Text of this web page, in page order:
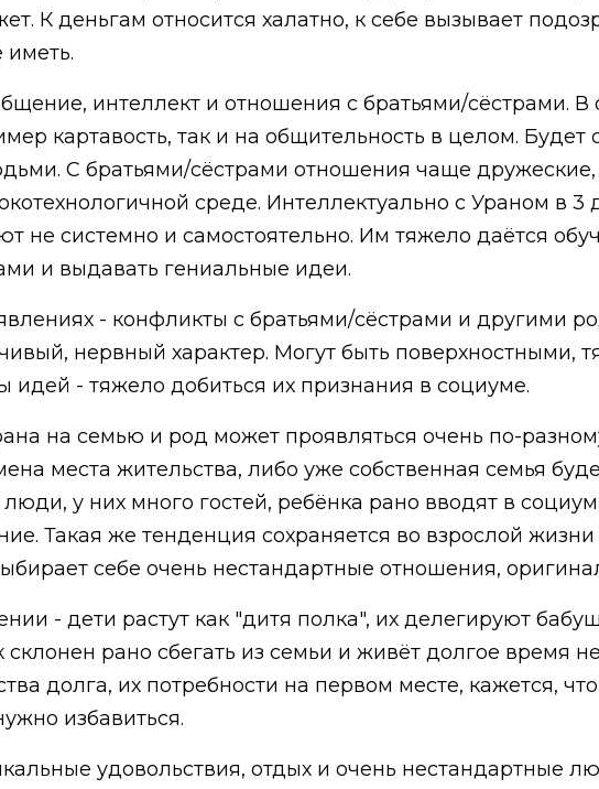
К деньгам относится халатно, к себе вызывает
иметь.
интеллект и отношения с братьями/сёстрами.
картавость, так и на общительность в целом.
С братьями/сёстрами отношения чаще дружеские,
среде. Интеллектуально с Ураном в
не системно и самостоятельно. Им тяжело даётся
и выдавать гениальные идеи.
- конфликты с братьями/сёстрами и другими
нервный характер. Могут быть поверхностными,
- тяжело добиться их признания в социуме.
на семью и род может проявляться очень по-
места жительства, либо уже собственная семья
у них много гостей, ребёнка рано вводят в
Такая же тенденция сохраняется во взрослой жизни
себе очень нестандартные отношения,
- дети растут как "дитя полка", их делегируют
рано сбегать из семьи и живёт долгое время
долга, их потребности на первом месте, кажется,
избавиться.
удовольствия, отдых и очень нестандартные